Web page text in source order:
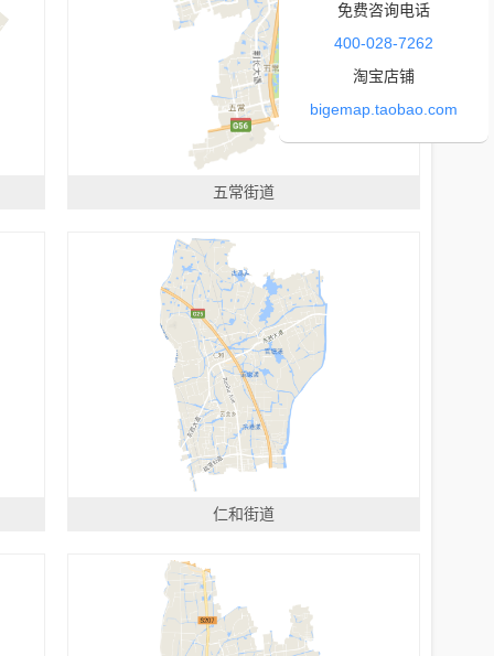
五常街道
仁和街道
免费咨询电话
400-028-7262
淘宝店铺
bigemap.taobao.com